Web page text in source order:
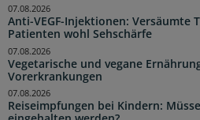
Anti-VEGF-Injektionen: Versäumte
Patienten wohl Sehschärfe
07.08.2026
Vegetarische und vegane
Vorerkrankungen
07.08.2026
Reiseimpfungen bei Kindern:
07.08.2026